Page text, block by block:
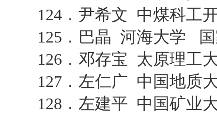
124．尹希文 中煤科工
125．巴晶 河海大学
126．邓存宝 太原理工
127．左仁广 中国地质
128．左建平 中国矿业